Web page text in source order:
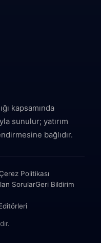
kapsamında
sunulur; yatırım
bağlıdır.
Politikası
SorularGeri Bildirim